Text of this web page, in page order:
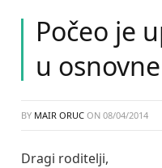
Počeo je
u
BY MAIR ORUC ON 08/04/2014
Dragi roditelji,